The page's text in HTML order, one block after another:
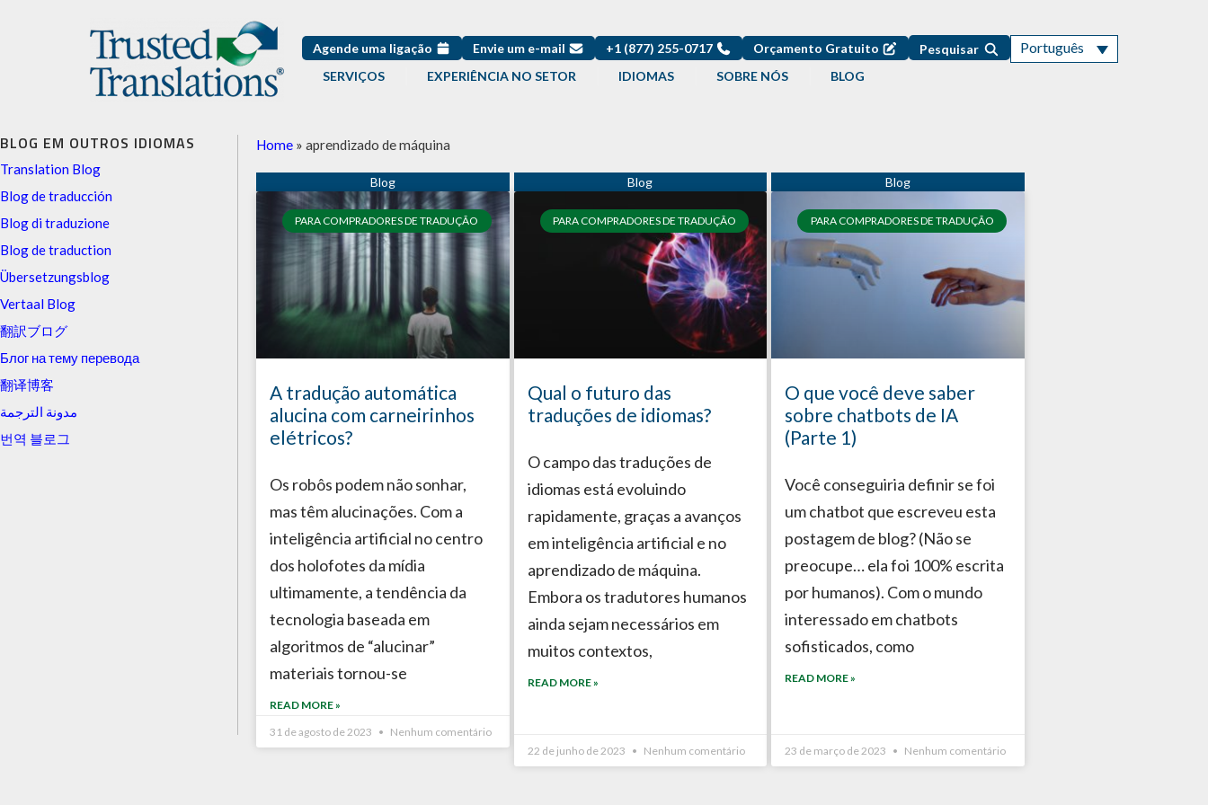
Agende uma ligação Envie um e-mail +1 (877) 255-0717 Orçamento Gratuito Pesquisar Português
SERVIÇOS EXPERIÊNCIA NO SETOR IDIOMAS SOBRE NÓS BLOG
BLOG EM OUTROS IDIOMAS
Translation Blog
Blog de traducción
Blog di traduzione
Blog de traduction
Übersetzungsblog
Vertaal Blog
翻訳ブログ
Блог на тему перевода
翻译博客
مدونة الترجمة
번역 블로그
Home » aprendizado de máquina
PARA COMPRADORES DE TRADUÇÃO
A tradução automática
alucina com carneirinhos
elétricos?
Os robôs podem não sonhar,
mas têm alucinações. Com a
inteligência artificial no centro
dos holofotes da mídia
ultimamente, a tendência da
tecnologia baseada em
algoritmos de “alucinar”
materiais tornou-se
READ MORE »
31 de agosto de 2023
Nenhum comentário
PARA COMPRADORES DE TRADUÇÃO
Qual o futuro das
traduções de idiomas?
O campo das traduções de
idiomas está evoluindo
rapidamente, graças a avanços
em inteligência artificial e no
aprendizado de máquina.
Embora os tradutores humanos
ainda sejam necessários em
muitos contextos,
READ MORE »
22 de junho de 2023 Nenhum comentário
PARA COMPRADORES DE TRADUÇÃO
O que você deve saber
sobre chatbots de IA
(Parte 1)
Você conseguiria definir se foi
um chatbot que escreveu esta
postagem de blog? (Não se
preocupe… ela foi 100% escrita
por humanos). Com o mundo
interessado em chatbots
sofisticados, como
READ MORE »
23 de março de 2023 Nenhum comentário